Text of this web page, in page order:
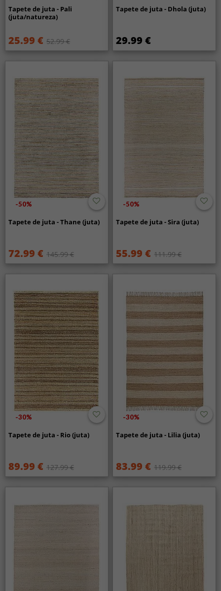
Tapete de juta - Pali
(juta/natureza)
25.99 € 52.99 €
Tapete de juta - Dhola (juta)
29.99 €
-50%
Tapete de juta - Thane (juta)
72.99 € 145.99 €
-50%
Tapete de juta - Sira (juta)
55.99 € 111.99 €
-30%
Tapete de juta - Rio (juta)
89.99 € 127.99 €
-30%
Tapete de juta - Lilia (juta)
83.99 € 119.99 €